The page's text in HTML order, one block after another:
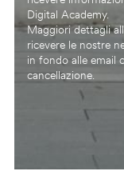
Digital Academy.
Maggiori dettagli
ricevere le nostre
in fondo alle email
cancellazione.